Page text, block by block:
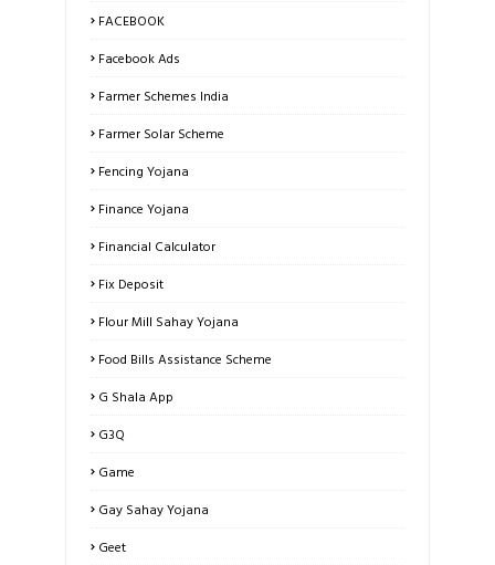
FACEBOOK
Facebook Ads
Farmer Schemes India
Farmer Solar Scheme
Fencing Yojana
Finance Yojana
Financial Calculator
Fix Deposit
Flour Mill Sahay Yojana
Food Bills Assistance Scheme
G Shala App
G3Q
Game
Gay Sahay Yojana
Geet